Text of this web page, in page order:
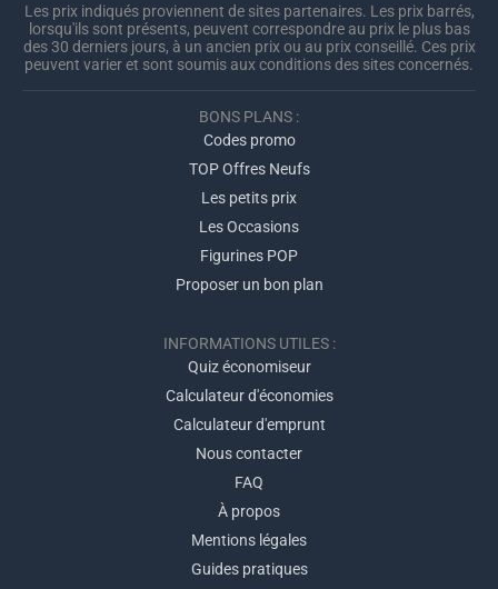
Les prix indiqués proviennent de sites partenaires. Les prix barrés,
lorsqu'ils sont présents, peuvent correspondre au prix le plus bas
des 30 derniers jours, à un ancien prix ou au prix conseillé. Ces prix
peuvent varier et sont soumis aux conditions des sites concernés.
BONS PLANS :
Codes promo
TOP Offres Neufs
Les petits prix
Les Occasions
Figurines POP
Proposer un bon plan
INFORMATIONS UTILES :
Quiz économiseur
Calculateur d'économies
Calculateur d'emprunt
Nous contacter
FAQ
À propos
Mentions légales
Guides pratiques